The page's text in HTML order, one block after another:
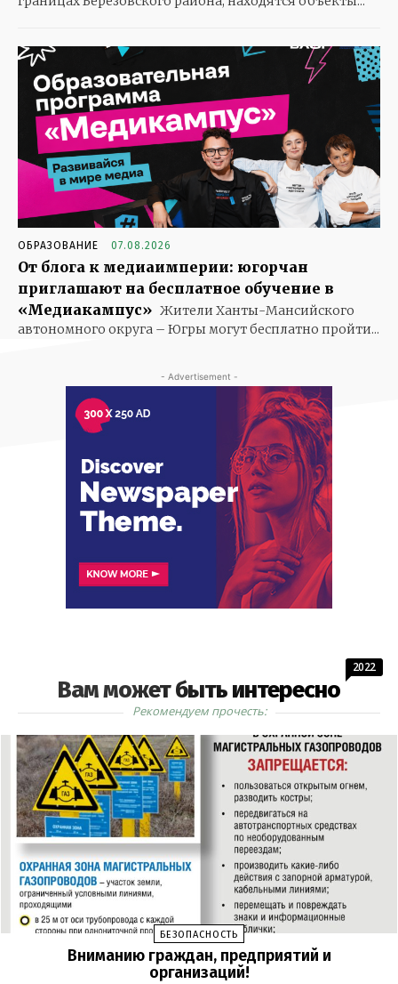
ОБРАЗОВАНИЕ 07.08.2026
От блога к медиаимперии: югорчан
приглашают на бесплатное обучение в
«Медиакампус» Жители Ханты-Мансийского
автономного округа – Югры могут бесплатно пройти...
- Advertisement -
Вам может быть интересно
2022
Рекомендуем прочесть:
БЕЗОПАСНОСТЬ
Вниманию граждан, предприятий и
организаций!